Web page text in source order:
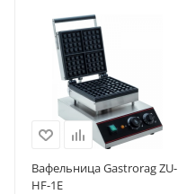
Вафельница Gastrorag ZU-
HF-1E